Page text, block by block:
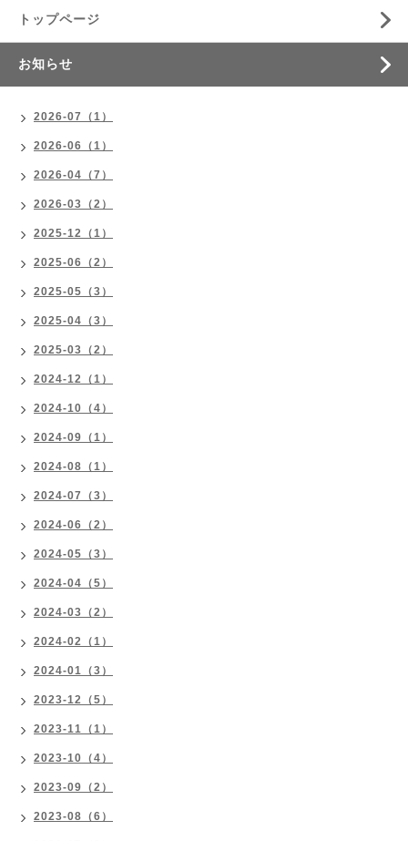
トップページ
お知らせ
2026-07（1）
2026-06（1）
2026-04（7）
2026-03（2）
2025-12（1）
2025-06（2）
2025-05（3）
2025-04（3）
2025-03（2）
2024-12（1）
2024-10（4）
2024-09（1）
2024-08（1）
2024-07（3）
2024-06（2）
2024-05（3）
2024-04（5）
2024-03（2）
2024-02（1）
2024-01（3）
2023-12（5）
2023-11（1）
2023-10（4）
2023-09（2）
2023-08（6）